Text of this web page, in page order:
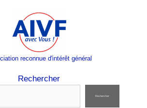
reconnue d'intérêt général
Rechercher
Rechercher